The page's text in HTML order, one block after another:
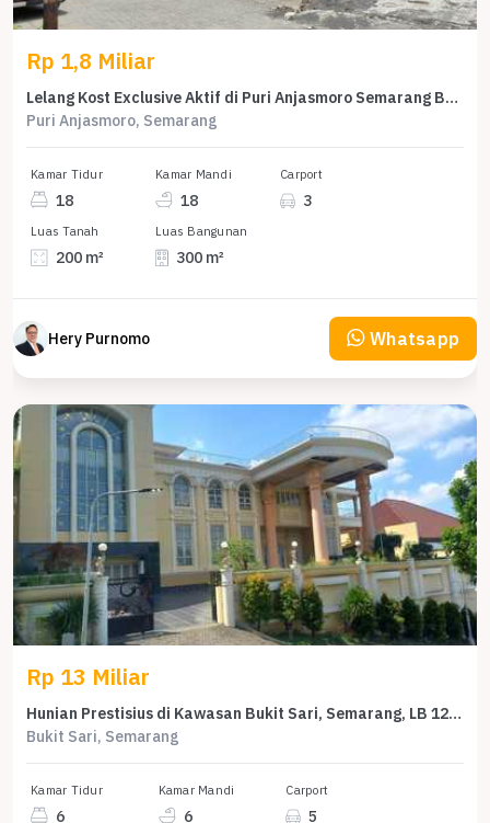
Rp 1,8 Miliar
Lelang Kost Exclusive Aktif di Puri Anjasmoro Semarang Barat
Puri Anjasmoro, Semarang
Kamar Tidur
18
Kamar Mandi
18
Carport
3
Luas Tanah
200 m²
Luas Bangunan
300 m²
Hery Purnomo Whatsapp
Rp 13 Miliar
Hunian Prestisius di Kawasan Bukit Sari, Semarang, LB 1250m², Harga 13 Miliar
Bukit Sari, Semarang
Kamar Tidur
6
Kamar Mandi
6
Carport
5